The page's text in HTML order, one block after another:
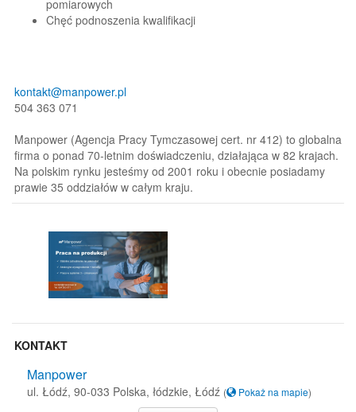
pomiarowych
Chęć podnoszenia kwalifikacji
kontakt@manpower.pl
504 363 071
Manpower (Agencja Pracy Tymczasowej cert. nr 412) to globalna
firma o ponad 70-letnim doświadczeniu, działająca w 82 krajach.
Na polskim rynku jesteśmy od 2001 roku i obecnie posiadamy
prawie 35 oddziałów w całym kraju.
KONTAKT
Manpower
ul. Łódź, 90-033 Polska, łódzkie, Łódź ( Pokaż na mapie)